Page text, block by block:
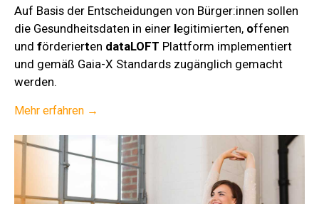
Auf Basis der Entscheidungen von Bürger:innen sollen
die Gesundheitsdaten in einer legitimierten, offenen
und förderierten dataLOFT Plattform implementiert
und gemäß Gaia-X Standards zugänglich gemacht
werden.
Mehr erfahren →